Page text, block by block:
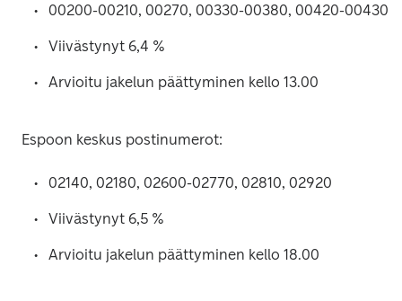
00200-00210, 00270, 00330-00380, 00420-00430
Viivästynyt 6,4 %
Arvioitu jakelun päättyminen kello 13.00
Espoon keskus postinumerot:
02140, 02180, 02600-02770, 02810, 02920
Viivästynyt 6,5 %
Arvioitu jakelun päättyminen kello 18.00